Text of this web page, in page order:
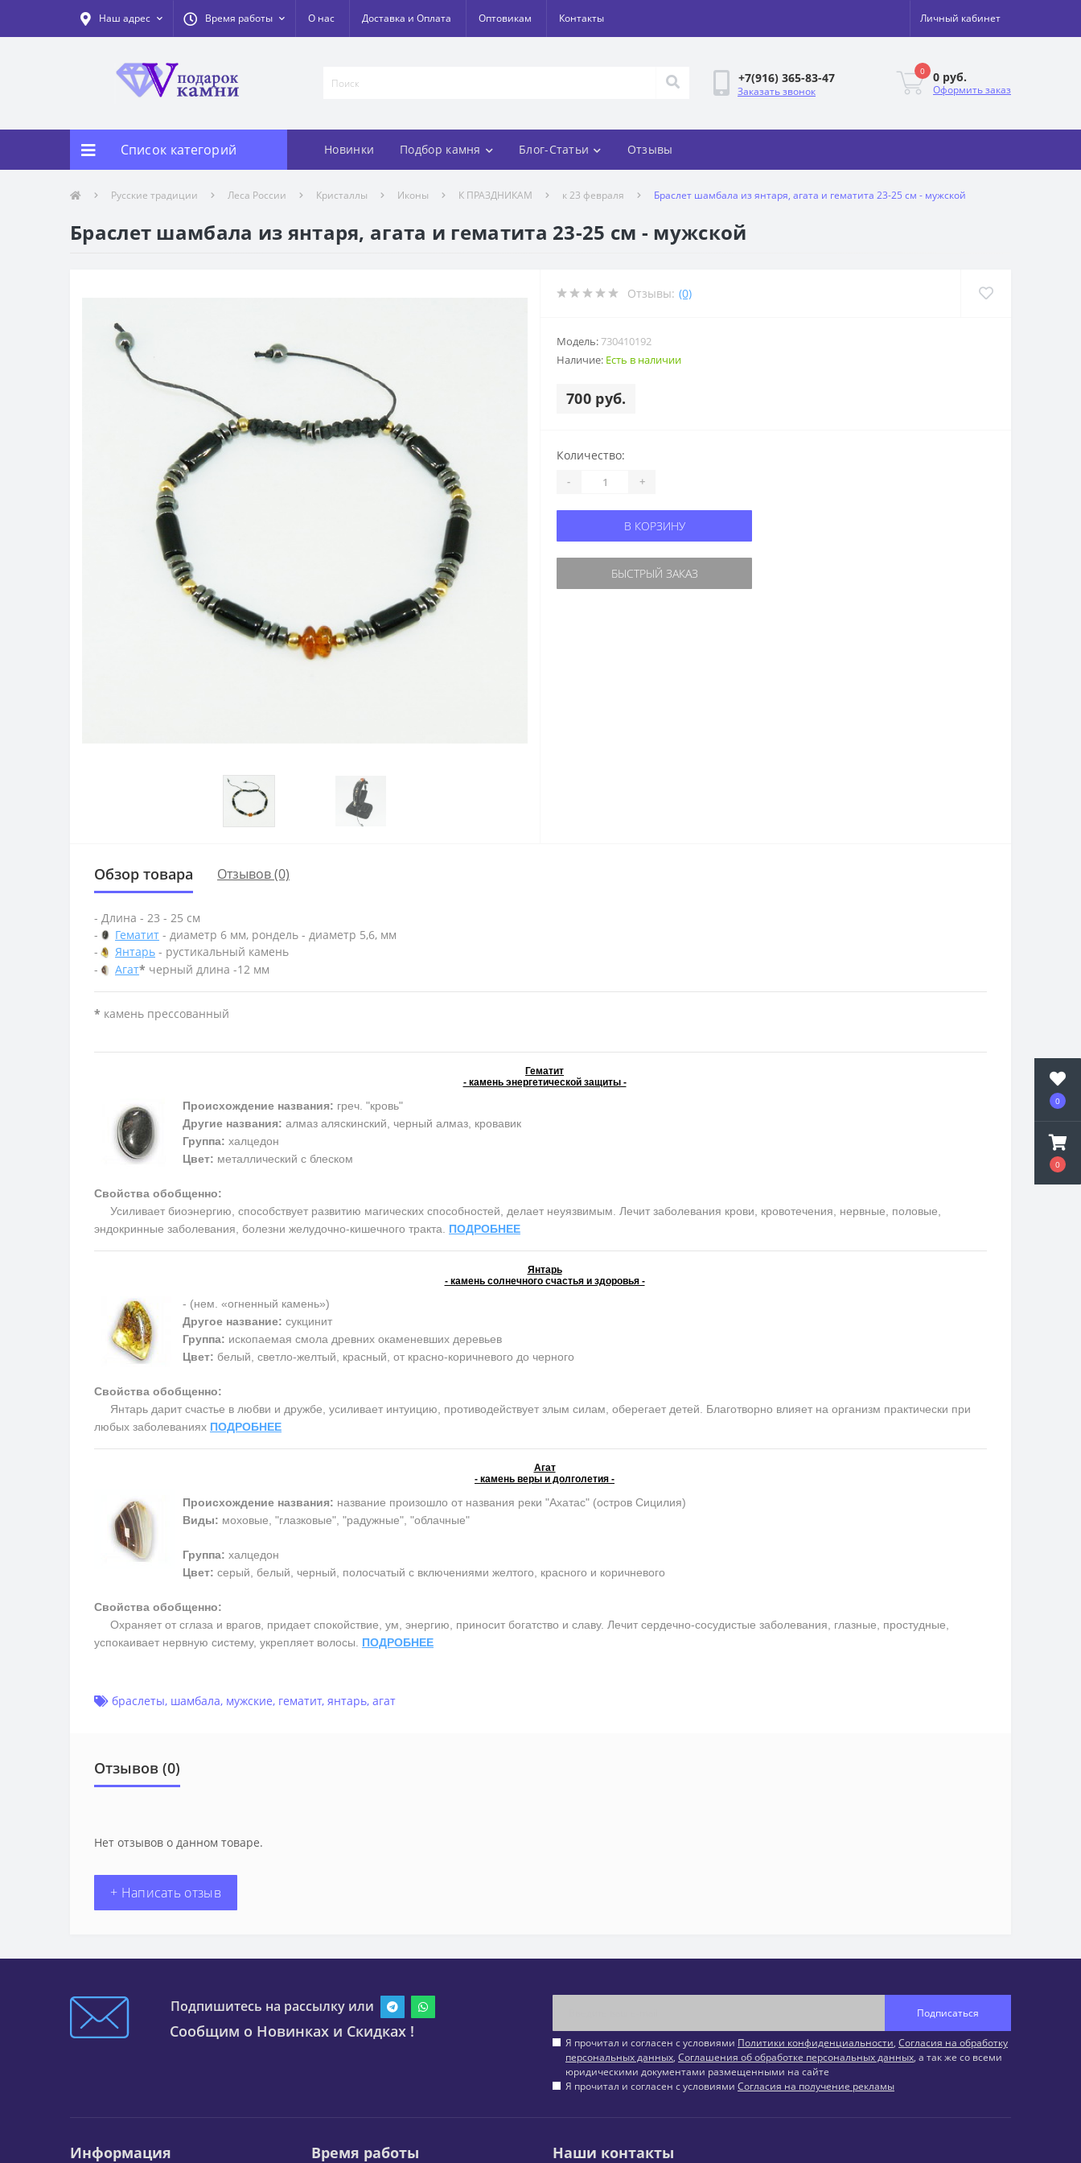
0
0
Наш адрес Время работы О нас Доставка и Оплата Оптовикам Контакты Личный кабинет
+7(916) 365-83-47
Заказать звонок
0 0 руб.
Оформить заказ
Список категорий Новинки Подбор камня Блог-Статьи Отзывы
Русские традиции Леса России Кристаллы Иконы К ПРАЗДНИКАМ к 23 февраля Браслет шамбала из янтаря, агата и гематита 23-25 см - мужской
Браслет шамбала из янтаря, агата и гематита 23-25 см - мужской
Отзывы: (0)
Модель:730410192
Наличие: Есть в наличии
700 руб.
Количество:
- +
В КОРЗИНУ
БЫСТРЫЙ ЗАКАЗ
Обзор товара Отзывов (0)
- Длина - 23 - 25 см
-
Гематит - диаметр 6 мм, рондель - диаметр 5,6, мм
-
Янтарь - рустикальный камень
-
Агат* черный длина -12 мм
* камень прессованный
Гематит
- камень энергетической защиты -
Происхождение названия: греч. "кровь"
Другие названия: алмаз аляскинский, черный алмаз, кровавик
Группа: халцедон
Цвет: металлический с блеском
Свойства обобщенно:
Усиливает биоэнергию, способствует развитию магических способностей, делает неуязвимым. Лечит заболевания крови, кровотечения, нервные, половые,
эндокринные заболевания, болезни желудочно-кишечного тракта. ПОДРОБНЕЕ
Янтарь
- камень солнечного счастья и здоровья -
- (нем. «огненный камень»)
Другое название: сукцинит
Группа: ископаемая смола древних окаменевших деревьев
Цвет: белый, светло-желтый, красный, от красно-коричневого до черного
Свойства обобщенно:
Янтарь дарит счастье в любви и дружбе, усиливает интуицию, противодействует злым силам, оберегает детей. Благотворно влияет на организм практически при
любых заболеваниях ПОДРОБНЕЕ
Агат
- камень веры и долголетия -
Происхождение названия: название произошло от названия реки "Ахатас" (остров Сицилия)
Виды: моховые, "глазковые", "радужные", "облачные"
Группа: халцедон
Цвет: серый, белый, черный, полосчатый с включениями желтого, красного и коричневого
Свойства обобщенно:
Охраняет от сглаза и врагов, придает спокойствие, ум, энергию, приносит богатство и славу. Лечит сердечно-сосудистые заболевания, глазные, простудные,
успокаивает нервную систему, укрепляет волосы. ПОДРОБНЕЕ
браслеты, шамбала, мужские, гематит, янтарь, агат
Отзывов (0)
Нет отзывов о данном товаре.
+ Написать отзыв
Подпишитесь на рассылку или
Сообщим о Новинках и Скидках !
Подписаться
Я прочитал и согласен с условиями Политики конфиденциальности, Согласия на обработку
персональных данных, Соглашения об обработке персональных данных, а так же со всеми
юридическими документами размещенными на сайте
Я прочитал и согласен с условиями Согласия на получение рекламы
Информация Время работы Наши контакты